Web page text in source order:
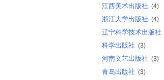
江西美术出版社 (4)
浙江大学出版社 (4)
辽宁科学技术出版社
科学出版社 (3)
河南文艺出版社 (3)
青岛出版社 (3)